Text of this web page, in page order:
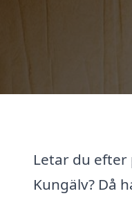
Letar du
Kungälv? Då